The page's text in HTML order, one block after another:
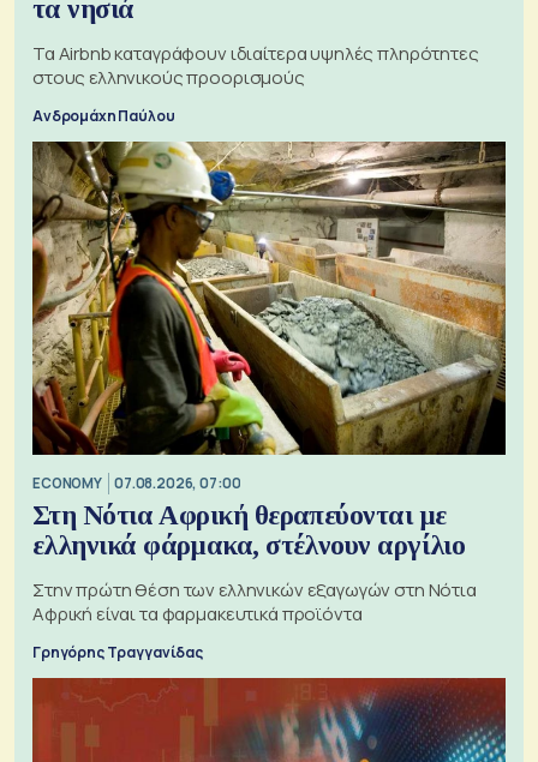
τα νησιά
Τα Airbnb καταγράφουν ιδιαίτερα υψηλές πληρότητες
στους ελληνικούς προορισμούς
Ανδρομάχη Παύλου
ECONOMY 07.08.2026, 07:00
Στη Νότια Αφρική θεραπεύονται με
ελληνικά φάρμακα, στέλνουν αργίλιο
Στην πρώτη θέση των ελληνικών εξαγωγών στη Νότια
Αφρική είναι τα φαρμακευτικά προϊόντα
Γρηγόρης Τραγγανίδας